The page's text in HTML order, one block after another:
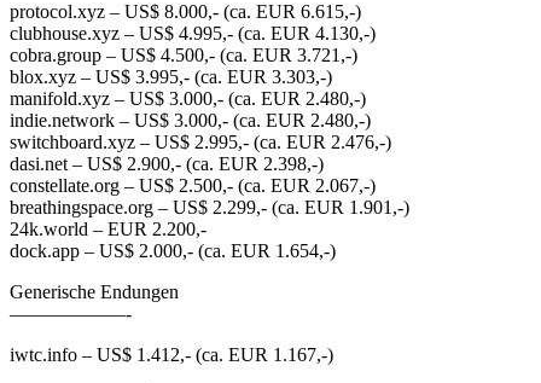
protocol.xyz​ – US$ 8.000​,- (ca. EUR 6.615,-)
clubhouse.xyz​ – US$ 4.995​,- (ca. EUR 4.130,-)
cobra.group​ – US$ 4.500,- (ca. EUR 3.721,-)
blox.xyz​ – US$ 3.995​,- (ca. EUR 3.303,-)
manifold.xyz​ – US$ 3.000,- (ca. EUR 2.480,-)
indie.network​ – US$ 3.000,- (ca. EUR 2.480,-)
switchboard.xyz​ – US$ 2.995​,- (ca. EUR 2.476,-)
dasi.net​ – US$ 2.900,- (ca. EUR 2.398,-)
constellate.org​ – US$ 2.500,- (ca. EUR 2.067,-)
breathingspace.org​ – US$ 2.299,- (ca. EUR 1.901,-)
24k.world​ – EUR 2.200,-
dock.app​ – US$ 2.000,- (ca. EUR 1.654,-)
Generische Endungen
——————-
iwtc.info​ – US$ 1.412​,- (ca. EUR 1.167,-)